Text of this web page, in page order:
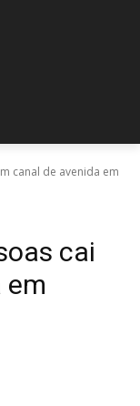
canal de avenida em
cai
em